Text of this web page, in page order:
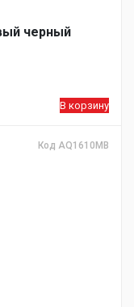
черный
В корзину
Код AQ1610MB